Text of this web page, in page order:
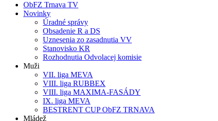
ObFZ Trnava TV
Novinky
Úradné správy
Obsadenie R a DS
Uznesenia zo zasadnutia VV
Stanovisko KR
Rozhodnutia Odvolacej komisie
Muži
VII. liga MEVA
VIII. liga RUBBEX
VIII. liga MAXIMA-FASÁDY
IX. liga MEVA
BESTRENT CUP ObFZ TRNAVA
Mládež